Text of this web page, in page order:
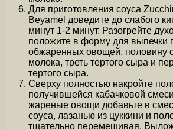
Для приготовления соуса
Beyamel доведите до слабого
минут 1-2 минут. Разогрейте
положите в форму для выпечки
обжаренных овощей, половину
молока, треть тертого сыра и
тертого сыра.
Сверху полностью накройте
получившейся кабачковой
жареные овощи добавьте в
соуса, лазанью из цуккини и
тщательно перемешивая.